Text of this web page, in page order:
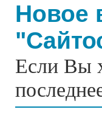
Новое
Если Вы